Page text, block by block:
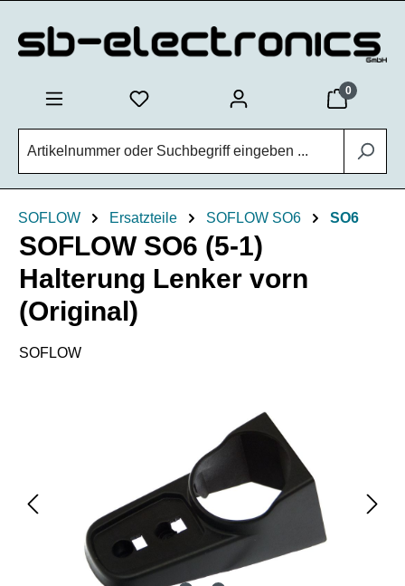
0
SOFLOW Ersatzteile SOFLOW SO6 SO6
SOFLOW SO6 (5-1)
Halterung Lenker vorn
(Original)
SOFLOW